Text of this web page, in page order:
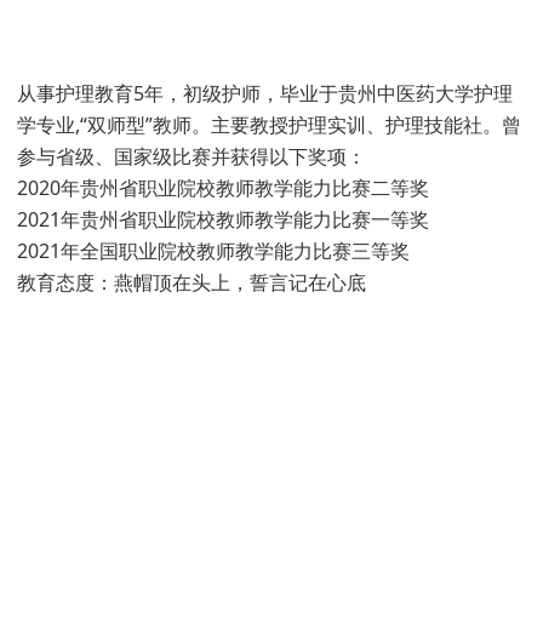
从事护理教育5年，初级护师，毕业于贵州中医药大学护理
学专业,“双师型”教师。主要教授护理实训、护理技能社。曾
参与省级、国家级比赛并获得以下奖项：
2020年贵州省职业院校教师教学能力比赛二等奖
2021年贵州省职业院校教师教学能力比赛一等奖
2021年全国职业院校教师教学能力比赛三等奖
教育态度：燕帽顶在头上，誓言记在心底